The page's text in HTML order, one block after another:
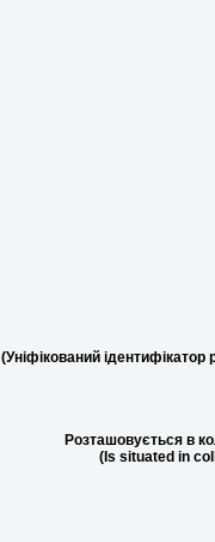
(Уніфікований ідентифікатор
Розташовується в
(Is situated in